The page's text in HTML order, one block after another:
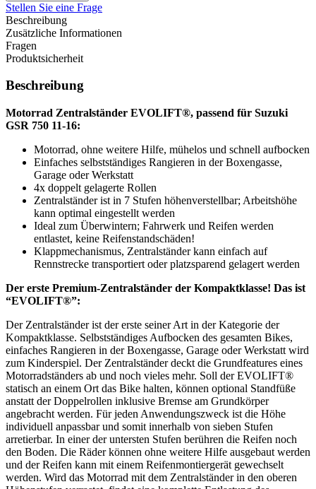
Stellen Sie eine Frage
Beschreibung
Zusätzliche Informationen
Fragen
Produktsicherheit
Beschreibung
Motorrad Zentralständer EVOLIFT®, passend für Suzuki
GSR 750 11-16:
Motorrad, ohne weitere Hilfe, mühelos und schnell aufbocken
Einfaches selbstständiges Rangieren in der Boxengasse,
Garage oder Werkstatt
4x doppelt gelagerte Rollen
Zentralständer ist in 7 Stufen höhenverstellbar; Arbeitshöhe
kann optimal eingestellt werden
Ideal zum Überwintern; Fahrwerk und Reifen werden
entlastet, keine Reifenstandschäden!
Klappmechanismus, Zentralständer kann einfach auf
Rennstrecke transportiert oder platzsparend gelagert werden
Der erste Premium-Zentralständer der Kompaktklasse! Das ist
“EVOLIFT®”:
Der Zentralständer ist der erste seiner Art in der Kategorie der
Kompaktklasse. Selbstständiges Aufbocken des gesamten Bikes,
einfaches Rangieren in der Boxengasse, Garage oder Werkstatt wird
zum Kinderspiel. Der Zentralständer deckt die Grundfeatures eines
Motorradständers ab und noch vieles mehr. Soll der EVOLIFT®
statisch an einem Ort das Bike halten, können optional Standfüße
anstatt der Doppelrollen inklusive Bremse am Grundkörper
angebracht werden. Für jeden Anwendungszweck ist die Höhe
individuell anpassbar und somit innerhalb von sieben Stufen
arretierbar. In einer der untersten Stufen berühren die Reifen noch
den Boden. Die Räder können ohne weitere Hilfe ausgebaut werden
und der Reifen kann mit einem Reifenmontiergerät gewechselt
werden. Wird das Motorrad mit dem Zentralständer in den oberen